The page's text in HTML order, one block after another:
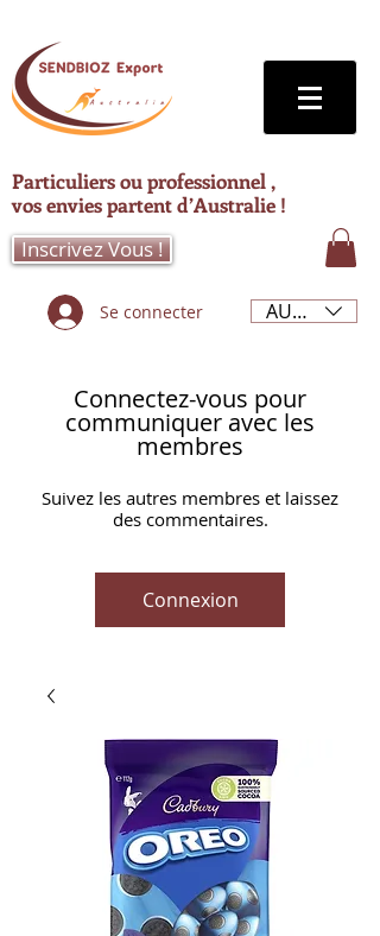
Particuliers ou professionnel ,
vos envies partent d’Australie !
Inscrivez Vous !
Se connecter AUD (AU$)
Connectez-vous pour
communiquer avec les
membres
Suivez les autres membres et laissez
des commentaires.
Connexion